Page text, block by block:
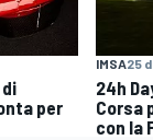
per
IMSA25
24h
Corsa
con la